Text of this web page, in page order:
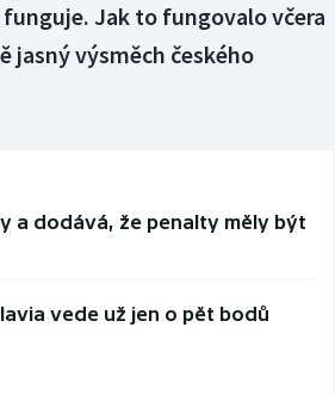
Jak to fungovalo včera
jasný výsměch českého
a dodává, že penalty měly být
vede už jen o pět bodů